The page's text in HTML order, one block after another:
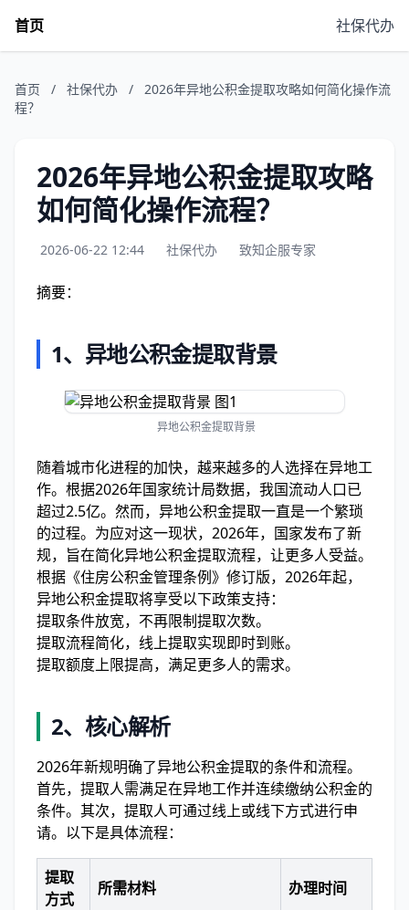
首页 社保代办
首页 / 社保代办 /
2026年异地公积金提取攻略如何简化操作流
程？
2026年异地公积金提取攻略
如何简化操作流程？
2026-06-22 12:44 社保代办 致知企服专家
摘要：
1、 异地公积金提取背景
异地公积金提取背景
随着城市化进程的加快，越来越多的人选择在异地工
作。根据2026年国家统计局数据，我国流动人口已
超过2.5亿。然而，异地公积金提取一直是一个繁琐
的过程。为应对这一现状，2026年，国家发布了新
规，旨在简化异地公积金提取流程，让更多人受益。
根据《住房公积金管理条例》修订版，2026年起，
异地公积金提取将享受以下政策支持：
提取条件放宽，不再限制提取次数。
提取流程简化，线上提取实现即时到账。
提取额度上限提高，满足更多人的需求。
2、 核心解析
2026年新规明确了异地公积金提取的条件和流程。
首先，提取人需满足在异地工作并连续缴纳公积金的
条件。其次，提取人可通过线上或线下方式进行申
请。以下是具体流程：
提取
方式
所需材料 办理时间